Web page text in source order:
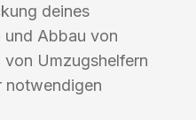
deines
Abbau von
Umzugshelfern
notwendigen